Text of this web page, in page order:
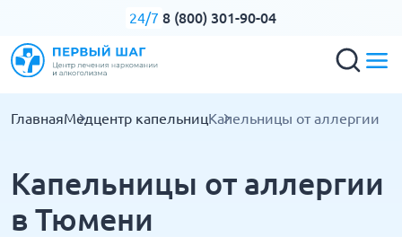
24/7 8 (800) 301-90-04
ГлавнаяМедцентр капельницКапельницы от аллергии
Капельницы от аллергии
в Тюмени